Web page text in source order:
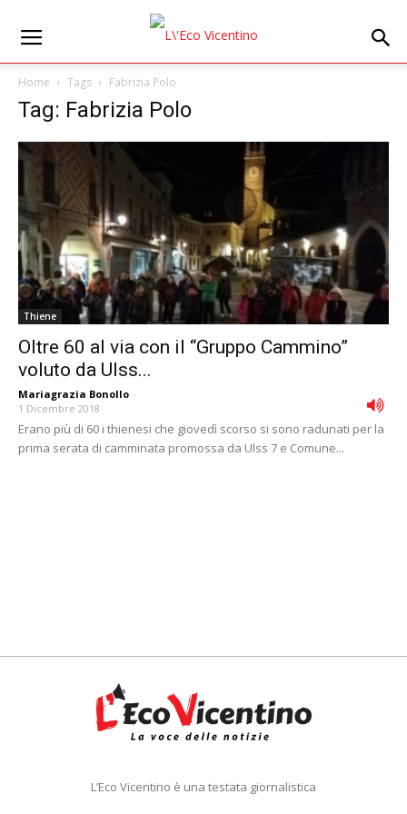
Home Tags Fabrizia Polo
Tag: Fabrizia Polo
Thiene
Oltre 60 al via con il “Gruppo Cammino”
voluto da Ulss...
Mariagrazia Bonollo -
1 Dicembre 2018
Erano più di 60 i thienesi che giovedì scorso si sono radunati per la
prima serata di camminata promossa da Ulss 7 e Comune...
L’Eco Vicentino è una testata giornalistica